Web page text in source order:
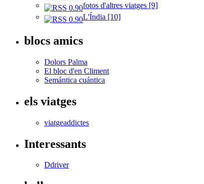
fotos d'altres viatges [9]
L'Índia [10]
blocs amics
Dolors Palma
El bloc d'en Climent
Semántica cuántica
els viatges
viatgeaddictes
Interessants
Ddriver